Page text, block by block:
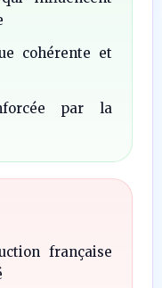
cohérente et
par la
française